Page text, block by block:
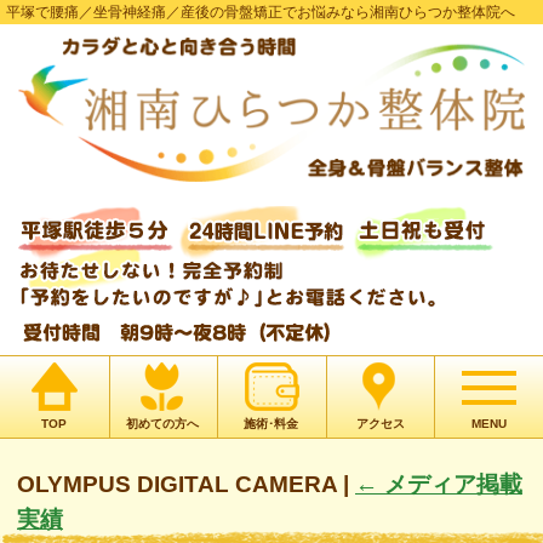
平塚で腰痛／坐骨神経痛／産後の骨盤矯正でお悩みなら湘南ひらつか整体院へ
TOP 初めての方へ 施術･料金 アクセス MENU
OLYMPUS DIGITAL CAMERA | ← メディア掲載
実績